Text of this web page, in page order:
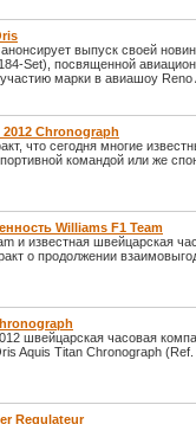
выпуск своей
Set), посвященной
марки в авиашоу Reno
Chronograph
что сегодня многие
командой или же
Williams F1 Team
и известная швейцарская
о продолжении
швейцарская часовая
Aquis Titan Chronograph
Regulateur